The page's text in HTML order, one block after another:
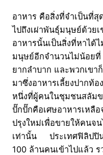
อาหาร คือสิ่งที่จำเป็นที่
ไปถึงเผ่าพันธุ์มนุษย์ด้วย
อาหารนั้นเป็นสิ่งที่หาได้
มนุษย์อีกจำนวนไม่น้อยที่
ยากลำบาก และพวกเขา
มาซึ่งอาหารเลี้ยงปากท้อ
หนึ่งที่ผู้คนในชุมชนสลัมข
ปั๊กปั๊กคือเศษอาหารเหลื
ปรุงใหม่เพื่อขายให้คนจ
เท่านั้น ประเทศฟิลิปปิ
100 ล้านคนเข้าไปแล้ว